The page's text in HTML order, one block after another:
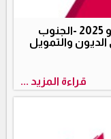
النشرة الشهرية لشهر حزيران/يونيو 2025 -الجنوب
والتمويل
قراءة المزيد ...